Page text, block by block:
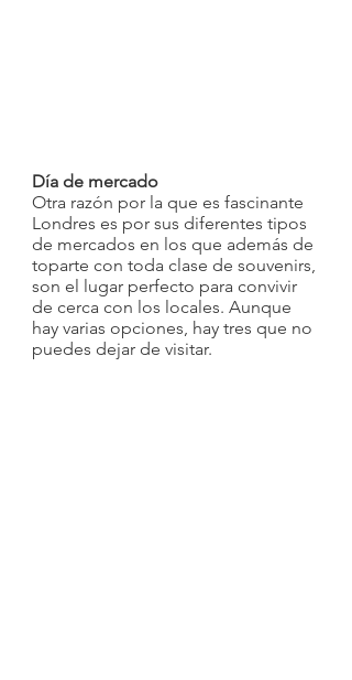
Día de mercado
Otra razón por la que es fascinante
Londres es por sus diferentes tipos
de mercados en los que además de
toparte con toda clase de souvenirs,
son el lugar perfecto para convivir
de cerca con los locales. Aunque
hay varias opciones, hay tres que no
puedes dejar de visitar.